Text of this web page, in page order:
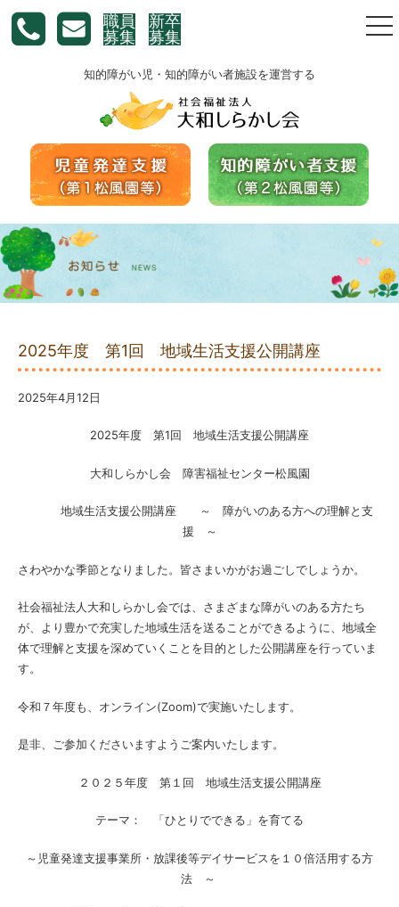
職員
募集
新卒
募集
知的障がい児・知的障がい者施設を運営する
2025年度 第1回 地域生活支援公開講座
2025年4月12日
2025年度 第1回 地域生活支援公開講座
大和しらかし会 障害福祉センター松風園
地域生活支援公開講座 ～ 障がいのある方への理解と支
援 ～
さわやかな季節となりました。皆さまいかがお過ごしでしょうか。
社会福祉法人大和しらかし会では、さまざまな障がいのある方たち
が、より豊かで充実した地域生活を送ることができるように、地域全
体で理解と支援を深めていくことを目的とした公開講座を行っていま
す。
令和７年度も、オンライン(Zoom)で実施いたします。
是非、ご参加くださいますようご案内いたします。
２０２５年度 第１回 地域生活支援公開講座
テーマ： 「ひとりでできる」を育てる
～児童発達支援事業所・放課後等デイサービスを１０倍活用する方
法 ～